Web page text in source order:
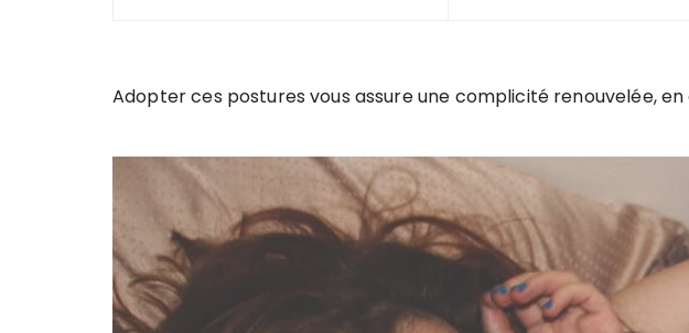
Adopter ces postures vous assure une complicité renouvelée,